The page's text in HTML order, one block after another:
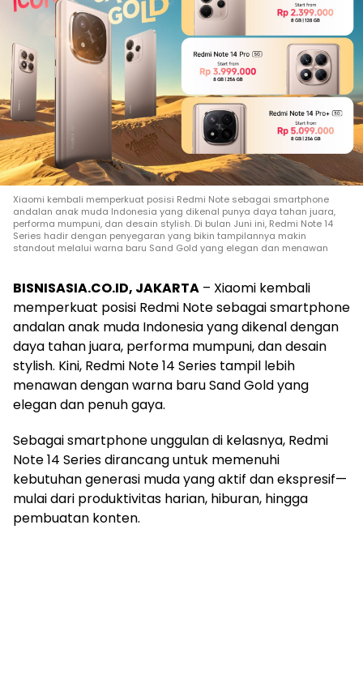
Xiaomi kembali memperkuat posisi Redmi Note sebagai smartphone
andalan anak muda Indonesia yang dikenal punya daya tahan juara,
performa mumpuni, dan desain stylish. Di bulan Juni ini, Redmi Note 14
Series hadir dengan penyegaran yang bikin tampilannya makin
standout melalui warna baru Sand Gold yang elegan dan menawan
BISNISASIA.CO.ID, JAKARTA – Xiaomi kembali
memperkuat posisi Redmi Note sebagai smartphone
andalan anak muda Indonesia yang dikenal dengan
daya tahan juara, performa mumpuni, dan desain
stylish. Kini, Redmi Note 14 Series tampil lebih
menawan dengan warna baru Sand Gold yang
elegan dan penuh gaya.
Sebagai smartphone unggulan di kelasnya, Redmi
Note 14 Series dirancang untuk memenuhi
kebutuhan generasi muda yang aktif dan ekspresif—
mulai dari produktivitas harian, hiburan, hingga
pembuatan konten.